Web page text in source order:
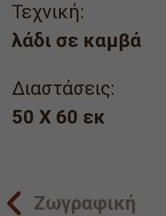
Τεχνική:
λάδι σε καμβά
Διαστάσεις:
50 X 60 εκ
Ζωγραφική